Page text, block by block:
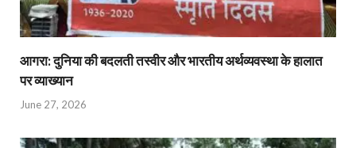
आगरा: दुनिया की बदलती तस्वीर और भारतीय अर्थव्यवस्था के हालात
पर व्याख्यान
June 27, 2026